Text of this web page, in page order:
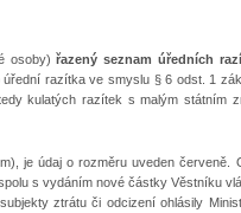
osoby)řazený seznam úředních
razítka ve smyslu § 6 odst. 1
kulatých razítek s malým státním
je údaj o rozměru uveden červeně.
s vydáním nové částky Věstníku
ztrátu či odcizení ohlásily